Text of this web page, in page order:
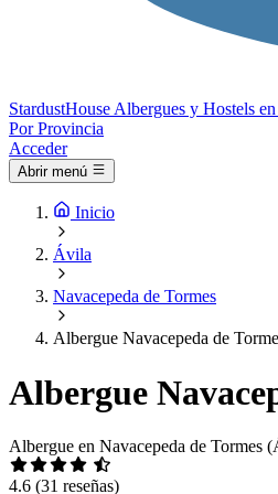
StardustHouse Albergues y Hostels en
Por Provincia
Acceder
Abrir menú
Inicio
Ávila
Navacepeda de Tormes
Albergue Navacepeda de
Albergue
Albergue en Navacepeda de Tormes
4.6 (31 reseñas)